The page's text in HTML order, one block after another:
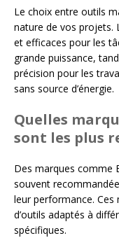
Le choix entre outils
nature de vos projets.
et efficaces pour les
grande puissance,
précision pour les
sans source d’énergie.
Quelles
sont les plus
Des marques comme
souvent
leur performance.
d’outils adaptés à
spécifiques.